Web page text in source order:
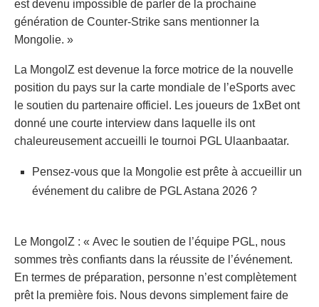
est devenu impossible de parler de la prochaine
génération de Counter-Strike sans mentionner la
Mongolie. »
La MongolZ est devenue la force motrice de la nouvelle
position du pays sur la carte mondiale de l’eSports avec
le soutien du partenaire officiel. Les joueurs de 1xBet ont
donné une courte interview dans laquelle ils ont
chaleureusement accueilli le tournoi PGL Ulaanbaatar.
Pensez-vous que la Mongolie est prête à accueillir un
événement du calibre de PGL Astana 2026 ?
Le MongolZ : « Avec le soutien de l’équipe PGL, nous
sommes très confiants dans la réussite de l’événement.
En termes de préparation, personne n’est complètement
prêt la première fois. Nous devons simplement faire de